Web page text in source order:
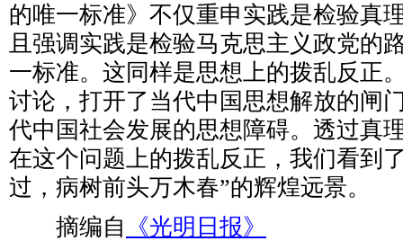
的唯一标准》不仅重申实践是检验真
且强调实践是检验马克思主义政党的
一标准。这同样是思想上的拨乱反正
讨论，打开了当代中国思想解放的闸
代中国社会发展的思想障碍。透过真
在这个问题上的拨乱反正，我们看到
过，病树前头万木春”的辉煌远景。
摘编自
《光明日报》